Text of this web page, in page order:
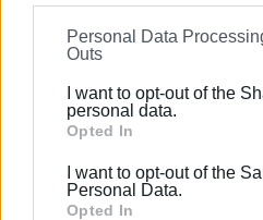
information may also be
on theIAB’s List of
further disclose it to other third
Please note that this
Google services and may
behaviour. You may click to
Google and its third-party
Personal Data
Outs
I want to opt-out of the
personal data.
Opted In
I want to opt-out of the
Personal Data.
Opted In